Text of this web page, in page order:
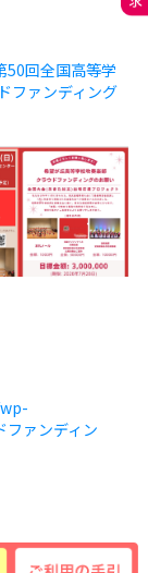
50回全国高等学
ファンディング
ァンディン